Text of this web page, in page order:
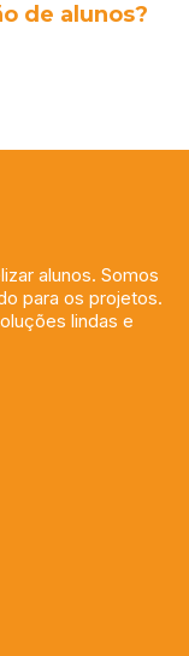
de alunos?
alunos. Somos
para os projetos.
lindas e